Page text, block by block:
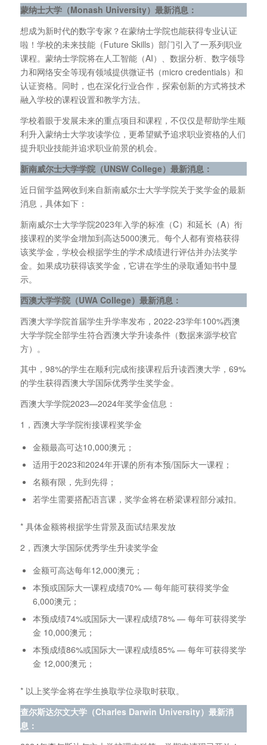
蒙纳士大学（Monash University）最新消息：
想成为新时代的数字专家？在蒙纳士学院也能获得专业认证
啦！学校的未来技能（Future Skills）部门引入了一系列职业
课程。蒙纳士学院将在人工智能（AI）、数据分析、数字领导
力和网络安全等现有领域提供微证书（micro credentials）和
认证资格。同时，也在深化行业合作，探索创新的方式将技术
融入学校的课程设置和教学方法。
学校着眼于发展未来的重点项目和课程，不仅仅是帮助学生顺
利升入蒙纳士大学攻读学位，更希望赋予追求职业资格的人们
提升职业技能并追求职业前景的机会。
新南威尔士大学学院（UNSW College）最新消息：
近日留学益网收到来自新南威尔士大学学院关于奖学金的最新
消息，具体如下：
新南威尔士大学学院2023年入学的标准（C）和延长（A）衔
接课程的奖学金增加到高达5000澳元。每个人都有资格获得
该奖学金，学校会根据学生的学术成绩进行评估并办法奖学
金。如果成功获得该奖学金，它讲在学生的录取通知书中显
示。
西澳大学学院（UWA College）最新消息：
西澳大学学院首届学生升学率发布，2022-23学年100%西澳
大学学院全部学生符合西澳大学升读条件（数据来源学校官
方）。
其中，98%的学生在顺利完成衔接课程后升读西澳大学，69%
的学生获得西澳大学国际优秀学生奖学金。
西澳大学学院2023—2024年奖学金信息：
1，西澳大学学院衔接课程奖学金
金额最高可达10,000澳元；
适用于2023和2024年开课的所有本预/国际大一课程；
名额有限，先到先得；
若学生需要搭配语言课，奖学金将在桥梁课程部分减扣。
* 具体金额将根据学生背景及面试结果发放
2，西澳大学国际优秀学生升读奖学金
金额可高达每年12,000澳元；
本预或国际大一课程成绩70% — 每年能可获得奖学金
6,000澳元；
本预成绩74%或国际大一课程成绩78% — 每年可获得奖学
金 10,000澳元；
本预成绩86%或国际大一课程成绩85% — 每年可获得奖学
金 12,000澳元；
* 以上奖学金将在学生换取学位录取时获取。
查尔斯达尔文大学（Charles Darwin University）最新消
息 ：